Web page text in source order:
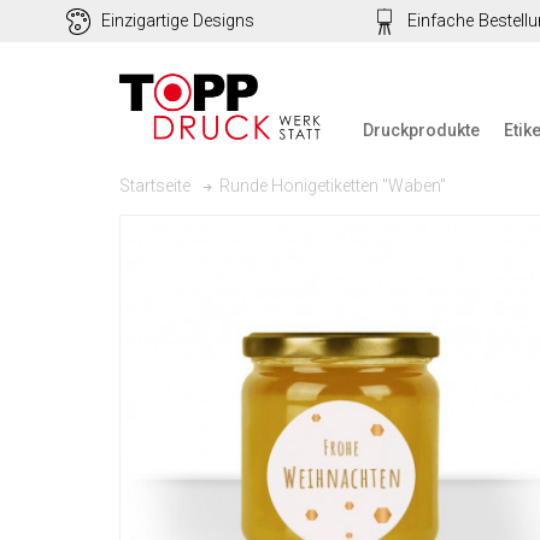
Einzigartige Designs Einfache
Druckprodukte
Startseite Runde Honigetiketten "Waben"